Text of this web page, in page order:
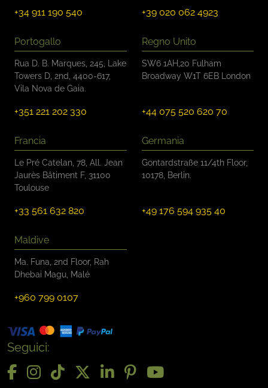
+34 911 190 540 +39 020 062 4923
Portogallo
Rua D. B. Marques, 245, Lake
Towers D, 2nd, 4400-617,
Vila Nova de Gaia.
+351 221 202 330
Regno Unito
SW6 1AH,20 Fulham
Broadway W1T 6EB London
+44 075 520 620 70
Francia
Le Pré Catelan, 78, All. Jean
Jaurès Bâtiment F, 31100
Toulouse
+33 561 632 820
Germania
Gontardstraße 11/4th Floor,
10178, Berlin.
+49 176 594 935 40
Maldive
Ma. Funa, 2nd Floor, Rah
Dhebai Magu, Malé
+960 799 0107
Seguici: